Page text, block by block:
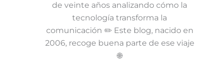
de veinte años analizando cómo la
tecnología transforma la
comunicación ✏️ Este blog, nacido en
2006, recoge buena parte de ese viaje
🌐